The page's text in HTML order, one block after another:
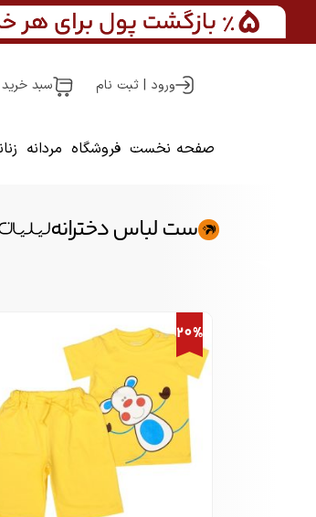
سبد خرید ورود | ثبت نام
صفحه نخست فروشگاه مردانه
ست لباس دخترانه
20%